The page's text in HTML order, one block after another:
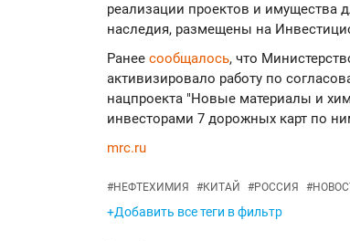
реализации проектов и имущества
наследия, размещены на
Ранее сообщалось, что
активизировало работу по
нацпроекта "Новые материалы и
инвесторами 7 дорожных карт по
mrc.ru
#НЕФТЕХИМИЯ #КИТАЙ #РОССИЯ #
+Добавить все теги в фильтр